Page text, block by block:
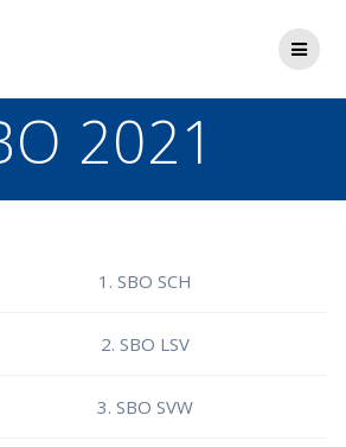
2021
1. SBO SCH
2. SBO LSV
3. SBO SVW